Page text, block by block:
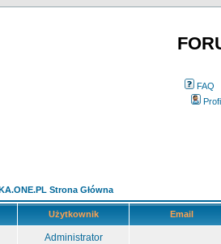
FAQ
Strona Główna
Użytkownik Email
Administrator